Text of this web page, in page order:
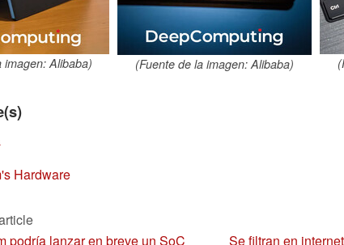
imagen: Alibaba) (Fuente de la imagen: Alibaba)
Hardware
podría lanzar en breve un SoC
Se filtran en